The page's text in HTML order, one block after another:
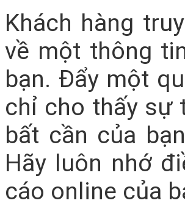
Khách hàng
về một thông
bạn. Đẩy một
chỉ cho thấy sự
bất cần của
Hãy luôn nhớ
cáo online của